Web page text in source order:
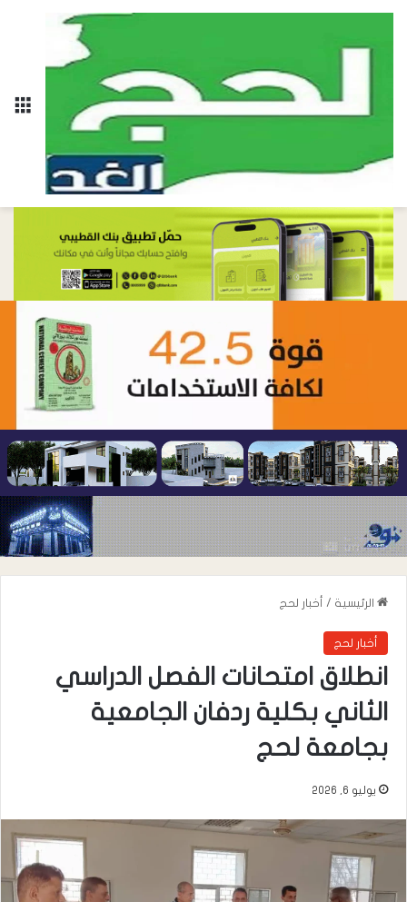
الرئيسية / أخبار لحج
أخبار لحج
انطلاق امتحانات الفصل الدراسي
الثاني بكلية ردفان الجامعية
بجامعة لحج
يوليو 6, 2026